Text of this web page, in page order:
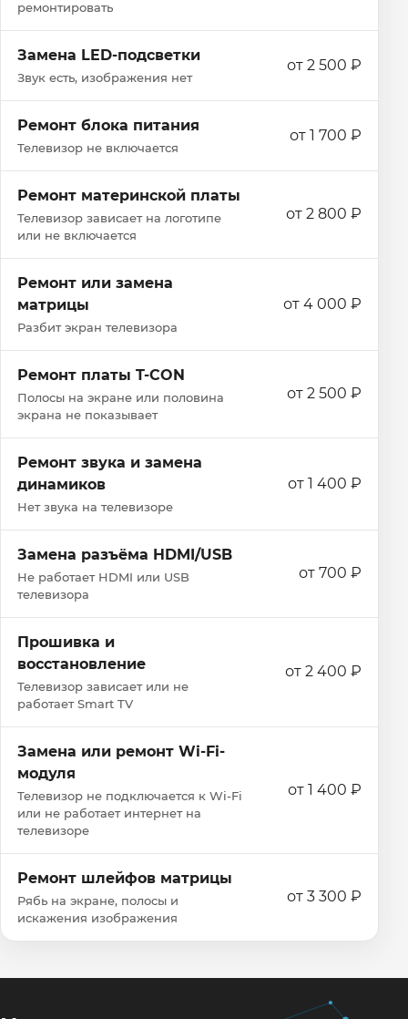
ремонтировать
Замена LED-подсветки
Звук есть, изображения нет
от 2 500 ₽
Ремонт блока питания
Телевизор не включается
от 1 700 ₽
Ремонт материнской платы
Телевизор зависает на логотипе
или не включается
от 2 800 ₽
Ремонт или замена
матрицы
Разбит экран телевизора
от 4 000 ₽
Ремонт платы T-CON
Полосы на экране или половина
экрана не показывает
от 2 500 ₽
Ремонт звука и замена
динамиков
Нет звука на телевизоре
от 1 400 ₽
Замена разъёма HDMI/USB
Не работает HDMI или USB
телевизора
от 700 ₽
Прошивка и
восстановление
Телевизор зависает или не
работает Smart TV
от 2 400 ₽
Замена или ремонт Wi‑Fi-
модуля
Телевизор не подключается к Wi‑Fi
или не работает интернет на
телевизоре
от 1 400 ₽
Ремонт шлейфов матрицы
Рябь на экране, полосы и
искажения изображения
от 3 300 ₽